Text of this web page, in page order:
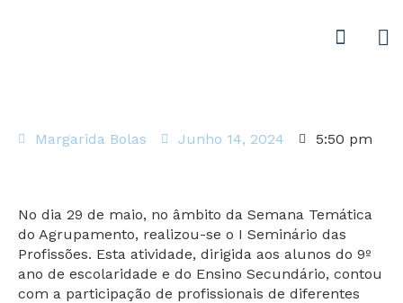
Margarida Bolas Junho 14, 2024 5:50 pm
No dia 29 de maio, no âmbito da Semana Temática
do Agrupamento, realizou-se o I Seminário das
Profissões. Esta atividade, dirigida aos alunos do 9º
ano de escolaridade e do Ensino Secundário, contou
com a participação de profissionais de diferentes